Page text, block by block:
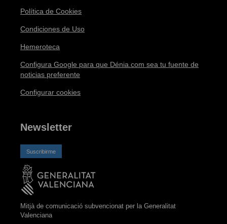
Política de Cookies
Condiciones de Uso
Hemeroteca
Configura Google para que Dénia.com sea tu fuente de
noticias preferente
Configurar cookies
Newsletter
Suscribirme
Mitjà de comunicació subvencionat per la Generalitat
Valenciana